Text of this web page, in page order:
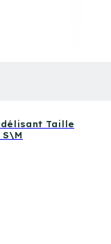
Taille